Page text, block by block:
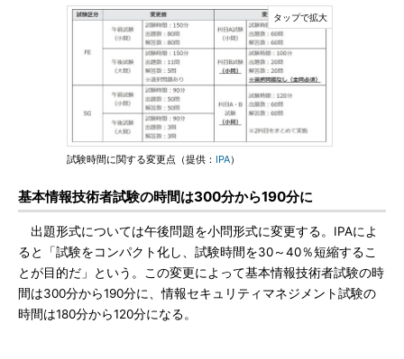
試験時間に関する変更点（提供： IPA）
基本情報技術者試験の時間は300分から190分に
出題形式については午後問題を小問形式に変更する。IPAによ
ると「試験をコンパクト化し、試験時間を30～40％短縮するこ
とが目的だ」という。この変更によって基本情報技術者試験の時
間は300分から190分に、情報セキュリティマネジメント試験の
時間は180分から120分になる。